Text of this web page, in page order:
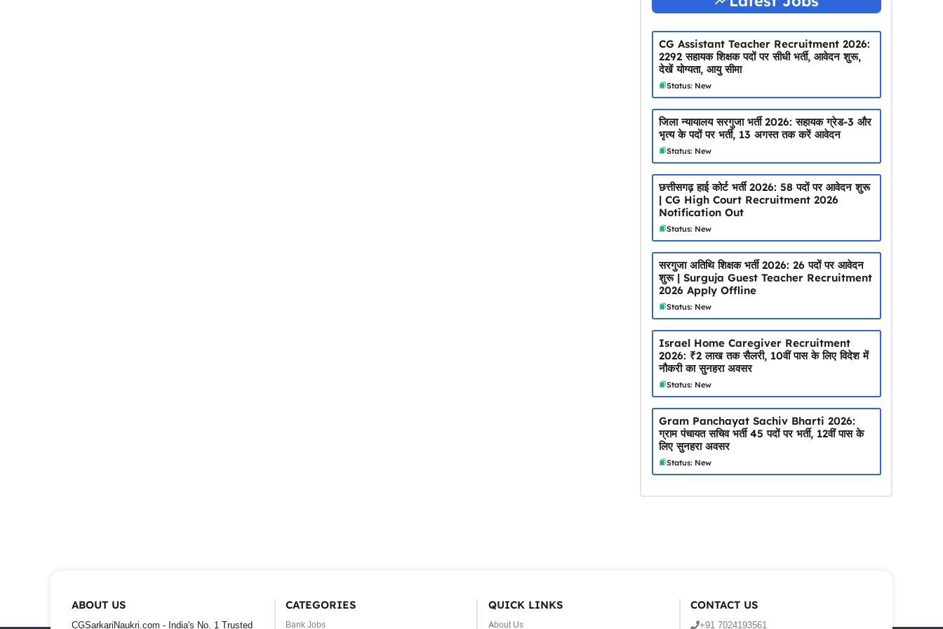
CG Assistant Teacher Recruitment 2026:
2292 सहायक शिक्षक पदों पर सीधी भर्ती, आवेदन शुरू,
देखें योग्यता, आयु सीमा
Status: New
जिला न्यायालय सरगुजा भर्ती 2026: सहायक ग्रेड-3 और
भृत्य के पदों पर भर्ती, 13 अगस्त तक करें आवेदन
Status: New
छत्तीसगढ़ हाई कोर्ट भर्ती 2026: 58 पदों पर आवेदन शुरू
| CG High Court Recruitment 2026
Notification Out
Status: New
सरगुजा अतिथि शिक्षक भर्ती 2026: 26 पदों पर आवेदन
शुरू | Surguja Guest Teacher Recruitment
2026 Apply Offline
Status: New
Israel Home Caregiver Recruitment
2026: ₹2 लाख तक सैलरी, 10वीं पास के लिए विदेश में
नौकरी का सुनहरा अवसर
Status: New
Gram Panchayat Sachiv Bharti 2026:
ग्राम पंचायत सचिव भर्ती 45 पदों पर भर्ती, 12वीं पास के
लिए सुनहरा अवसर
Status: New
ABOUT US
CGSarkariNaukri.com - India's No. 1 Trusted
CATEGORIES
Bank Jobs
QUICK LINKS
About Us
CONTACT US
+91 7024193561